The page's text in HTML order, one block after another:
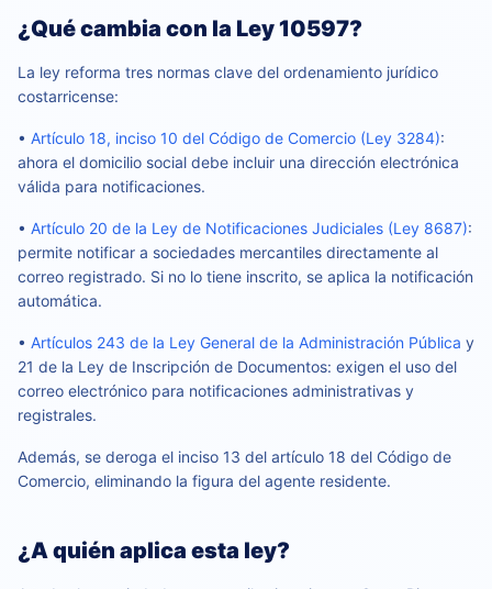
¿Qué cambia con la Ley 10597?
La ley reforma tres normas clave del ordenamiento jurídico
costarricense:
• Artículo 18, inciso 10 del Código de Comercio (Ley 3284):
ahora el domicilio social debe incluir una dirección electrónica
válida para notificaciones.
• Artículo 20 de la Ley de Notificaciones Judiciales (Ley 8687):
permite notificar a sociedades mercantiles directamente al
correo registrado. Si no lo tiene inscrito, se aplica la notificación
automática.
• Artículos 243 de la Ley General de la Administración Pública y
21 de la Ley de Inscripción de Documentos: exigen el uso del
correo electrónico para notificaciones administrativas y
registrales.
Además, se deroga el inciso 13 del artículo 18 del Código de
Comercio, eliminando la figura del agente residente.
¿A quién aplica esta ley?